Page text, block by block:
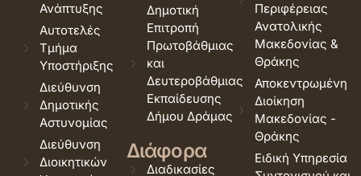
Ανάπτυξης
Αυτοτελές
Τμήμα
Υποστήριξης
Διεύθυνση
Δημοτικής
Αστυνομίας
Διεύθυνση
Διοικητικών
Δημοτική
Επιτροπή
Πρωτοβάθμιας
και
Δευτεροβάθμιας
Εκπαίδευσης
Δήμου Δράμας
Διάφορα
Διαδικασίες
Περιφέρειας
Ανατολικής
Μακεδονίας &
Θράκης
Αποκεντρωμένη
Διοίκηση
Μακεδονίας -
Θράκης
Ειδική Υπηρεσία